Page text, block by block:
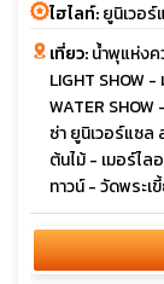
ไฮไลท์:ยูนิเวอร์
เที่ยว:น้ำพุแห่งค
LIGHT SHOW
WATER
ซ่า ยูนิเวอร์แซล
ต้นไม้ - เมอร์ไ
ทาวน์ - วัดพระเ